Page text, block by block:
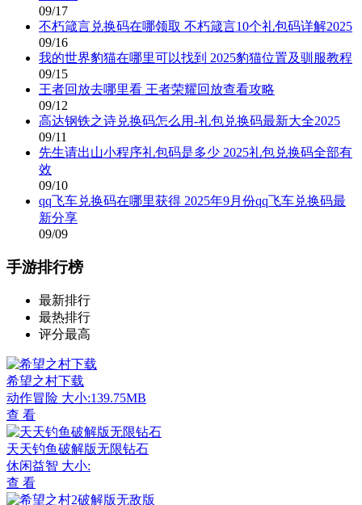
09/17
不朽箴言兑换码在哪领取 不朽箴言10个礼包码详解2025
09/16
我的世界豹猫在哪里可以找到 2025豹猫位置及驯服教程
09/15
王者回放去哪里看 王者荣耀回放查看攻略
09/12
高达钢铁之诗兑换码怎么用-礼包兑换码最新大全2025
09/11
先生请出山小程序礼包码是多少 2025礼包兑换码全部有
效
09/10
qq飞车兑换码在哪里获得 2025年9月份qq飞车兑换码最
新分享
09/09
手游排行榜
最新排行
最热排行
评分最高
希望之村下载
动作冒险 大小:139.75MB
查 看
天天钓鱼破解版无限钻石
休闲益智 大小:
查 看